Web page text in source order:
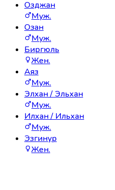
Озджан
Муж.
Озан
Муж.
Биргюль
Жен.
Аяз
Муж.
Элхан / Эльхан
Муж.
Илхан / Ильхан
Муж.
Эзгинур
Жен.